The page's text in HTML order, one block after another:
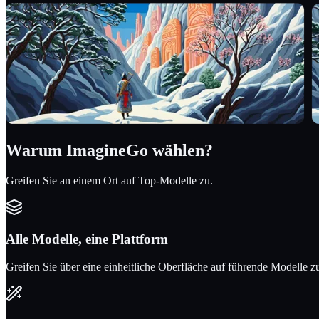
Warum ImagineGo wählen?
Greifen Sie an einem Ort auf Top-Modelle zu.
Alle Modelle, eine Plattform
Greifen Sie über eine einheitliche Oberfläche auf führende Modelle